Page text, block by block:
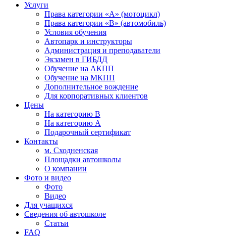
Услуги
Права категории «А» (мотоцикл)
Права категории «В» (автомобиль)
Условия обучения
Автопарк и инструкторы
Администрация и преподаватели
Экзамен в ГИБДД
Обучение на АКПП
Обучение на МКПП
Дополнительное вождение
Для корпоративных клиентов
Цены
На категорию В
На категорию A
Подарочный сертификат
Контакты
м. Сходненская
Площадки автошколы
О компании
Фото и видео
Фото
Видео
Для учащихся
Сведения об автошколе
Статьи
FAQ